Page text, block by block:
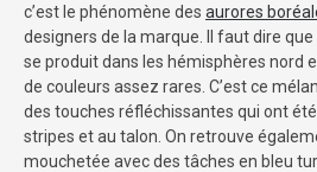
c’est le phénomène des aurores
designers de la marque. Il faut dire
se produit dans les hémisphères nord
de couleurs assez rares. C’est ce
des touches réfléchissantes qui ont
stripes et au talon. On retrouve
mouchetée avec des tâches en bleu